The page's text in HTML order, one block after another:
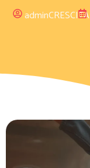
adminCRESCITA